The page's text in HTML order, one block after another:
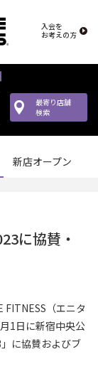
入会を
お考えの方
最寄り店舗
検索
新店オープン
に協賛・
（エニタ
1日に新宿中央公
に協賛およびブ